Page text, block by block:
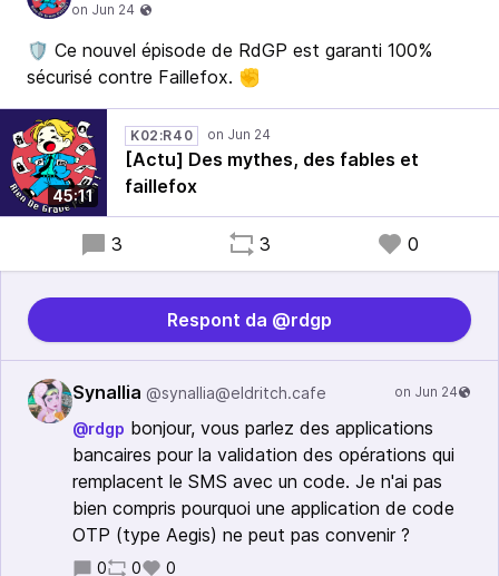
🛡️ Ce nouvel épisode de RdGP est garanti 100%
sécurisé contre Faillefox. ✊
45:11
K02:R40
[Actu] Des mythes, des fables et
faillefox
3 3 0
Respont da @rdgp
Synallia @synallia@eldritch.cafe
@rdgp bonjour, vous parlez des applications
bancaires pour la validation des opérations qui
remplacent le SMS avec un code. Je n'ai pas
bien compris pourquoi une application de code
OTP (type Aegis) ne peut pas convenir ?
0 0 0